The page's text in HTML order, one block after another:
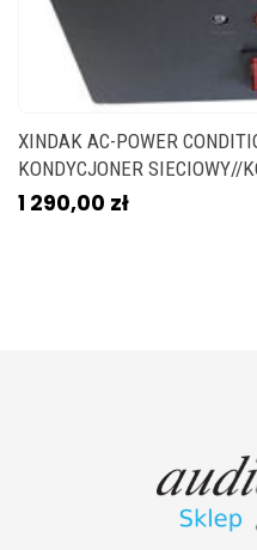
XINDAK AC-POWER
KONDYCJONER SIECIOWY//
1 290,00 zł